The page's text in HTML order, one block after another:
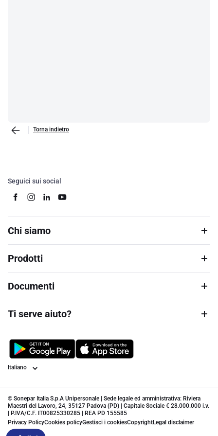
Torna indietro
Seguici sui social
Chi siamo
Prodotti
Documenti
Ti serve aiuto?
Lingua
© Sonepar Italia S.p.A Unipersonale | Sede legale ed amministrativa: Riviera
Maestri del Lavoro, 24, 35127 Padova (PD) | Capitale Sociale € 28.000.000 i.v.
| P.IVA/C.F. IT00825330285 | REA PD 155585
Privacy PolicyCookies policyGestisci i cookiesCopyrightLegal disclaimer